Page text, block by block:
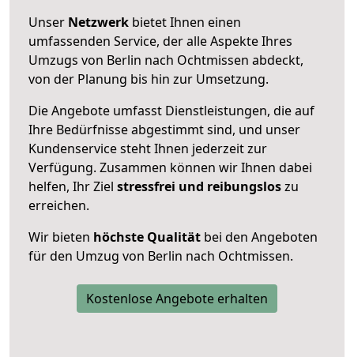
Unser Netzwerk bietet Ihnen einen
umfassenden Service, der alle Aspekte Ihres
Umzugs von Berlin nach Ochtmissen abdeckt,
von der Planung bis hin zur Umsetzung.
Die Angebote umfasst Dienstleistungen, die auf
Ihre Bedürfnisse abgestimmt sind, und unser
Kundenservice steht Ihnen jederzeit zur
Verfügung. Zusammen können wir Ihnen dabei
helfen, Ihr Ziel stressfrei und reibungsloszu
erreichen.
Wir bieten höchste Qualität bei den Angeboten
für den Umzug von Berlin nach Ochtmissen.
Kostenlose Angebote erhalten